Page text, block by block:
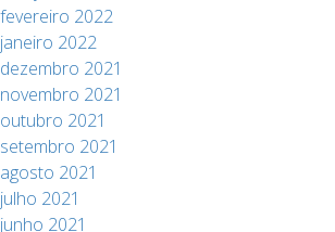
fevereiro 2022
janeiro 2022
dezembro 2021
novembro 2021
outubro 2021
setembro 2021
agosto 2021
julho 2021
junho 2021